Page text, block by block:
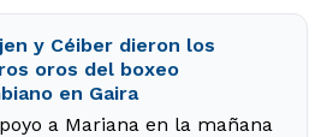
y Céiber dieron los
oros del boxeo
en Gaira
a Mariana en la mañana